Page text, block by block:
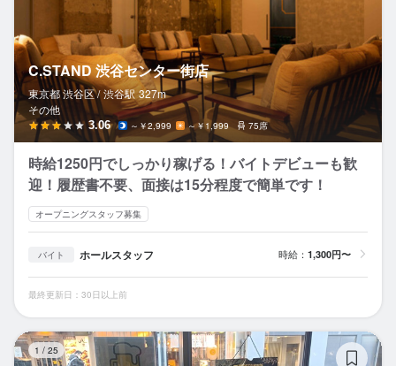
C.STAND 渋谷センター街店
東京都 渋谷区 / 渋谷駅 327m
その他
3.06 ～￥2,999 ～￥1,999 75席
時給1250円でしっかり稼げる！バイトデビューも歓
迎！履歴書不要、面接は15分程度で簡単です！
オープニングスタッフ募集
バイト ホールスタッフ 時給： 1,300円〜
最終更新日：30日以上前
1 / 25